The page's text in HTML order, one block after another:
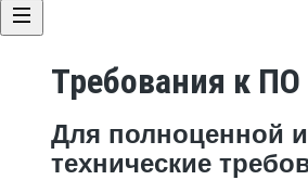
Требования к ПО
Для полноценной
технические